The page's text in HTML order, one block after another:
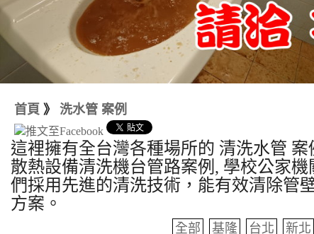
首頁 》 洗水管 案例
這裡擁有全台灣各種場所的 清洗水管
散熱設備清洗機台管路案例, 學校公家
們採用先進的清洗技術，能有效清除管
方案。
全部 基隆 台北 新北